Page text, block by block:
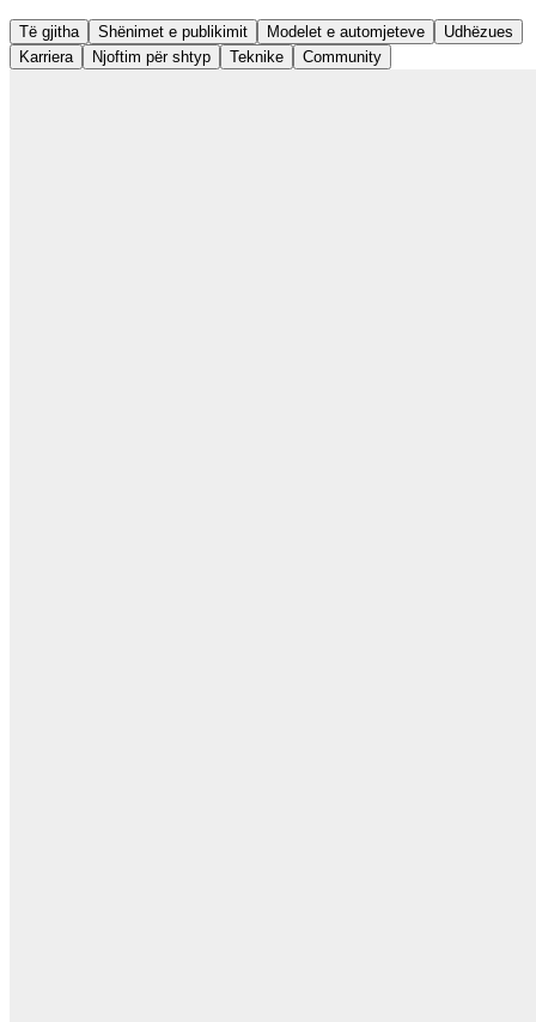
Të gjitha Shënimet e publikimit Modelet e automjeteve
Udhëzues
Karriera
Njoftim për shtyp Teknike Community